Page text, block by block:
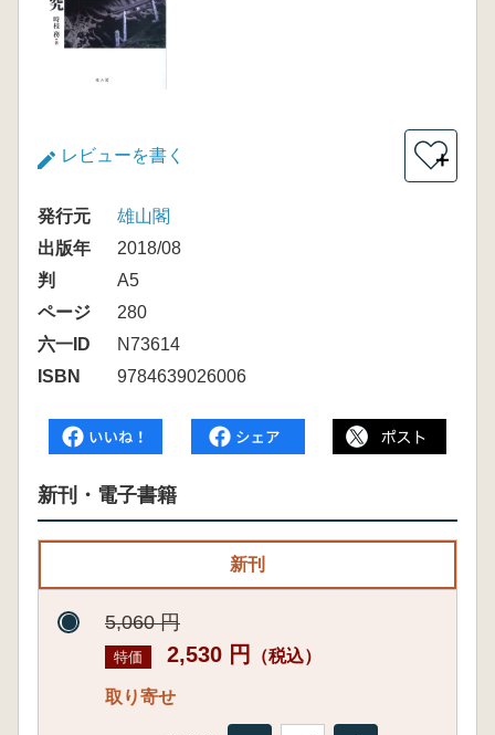
レビューを書く ＋
発行元
雄山閣
出版年
2018/08
判
A5
ページ
280
六一ID
N73614
ISBN
9784639026006
新刊・電子書籍
新刊
5,060 円
特価 2,530 円 （税込）
取り寄せ